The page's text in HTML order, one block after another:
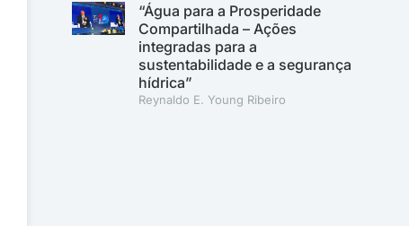
“Água para a Prosperidade
Compartilhada – Ações
integradas para a
sustentabilidade e a segurança
hídrica”
Reynaldo E. Young Ribeiro